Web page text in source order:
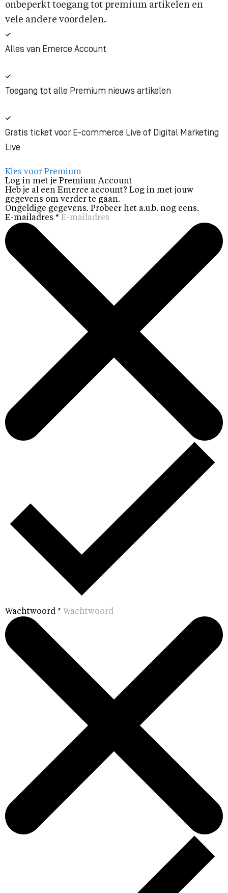
onbeperkt toegang tot premium artikelen en
vele andere voordelen.
Alles van Emerce Account
Toegang tot alle Premium nieuws artikelen
Gratis ticket voor E-commerce Live of Digital Marketing
Live
Kies voor Premium
Log in met je Premium Account
Heb je al een Emerce account? Log in met jouw
gegevens om verder te gaan.
Ongeldige gegevens. Probeer het a.u.b. nog eens.
E-mailadres *
Wachtwoord *